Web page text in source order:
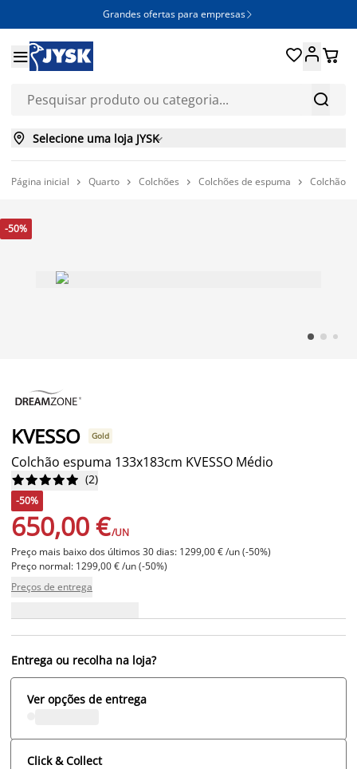
Grandes ofertas para empresas 


 
 Selecione uma loja JYSK
Página inicial  Quarto  Colchões  Colchões de espuma  Colchão
-50%
KVESSO Gold
Colchão espuma 133x183cm KVESSO Médio





 (2)
-50%
650,00 €/UN
Preço mais baixo dos últimos 30 dias: 1299,00 € /un (-50%)
Preço normal: 1299,00 € /un (-50%)
Preços de entrega
Entrega ou recolha na loja?
Ver opções de entrega
Click & Collect